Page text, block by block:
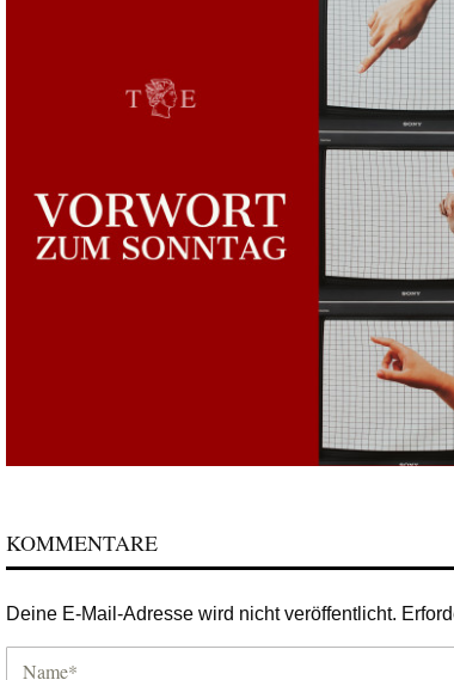
KOMMENTARE
Deine E-Mail-Adresse wird nicht veröffentlicht.